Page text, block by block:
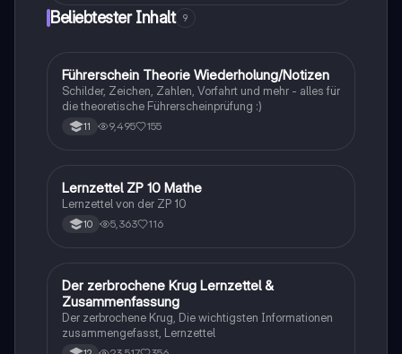
Beliebtester Inhalt 9
Lerntipps
Führerschein Theorie Wiederholung/Notizen
Schilder, Zeichen, Zahlen, Vorfahrt und mehr - alles für
die theoretische Führerscheinprüfung :)
11 9,495 155
Mathe
Lernzettel ZP 10 Mathe
Lernzettel von der ZP 10
10 5,363 116
Deutsch
Der zerbrochene Krug Lernzettel &
Zusammenfassung
Der zerbrochene Krug, Die wichtigsten Informationen
zusammengefasst, Lernzettel